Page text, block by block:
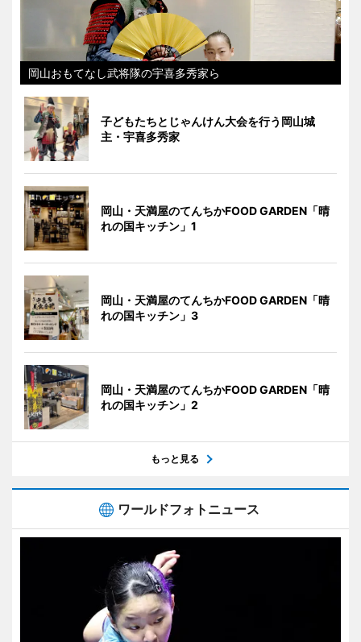
岡山おもてなし武将隊の宇喜多秀家ら
子どもたちとじゃんけん大会を行う岡山城
主・宇喜多秀家
岡山・天満屋のてんちかFOOD GARDEN「晴
れの国キッチン」1
岡山・天満屋のてんちかFOOD GARDEN「晴
れの国キッチン」3
岡山・天満屋のてんちかFOOD GARDEN「晴
れの国キッチン」2
もっと見る
ワールドフォトニュース